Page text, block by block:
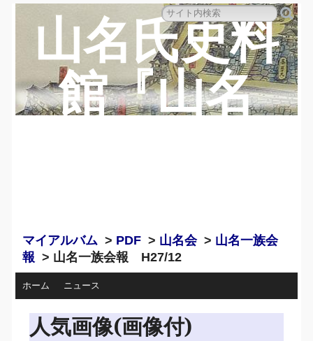
山名氏史料
館『山名
マイアルバム > PDF > 山名会> 山名一族会
報 > 山名一族会報 H27/12
ホーム ニュース
人気画像(画像付)